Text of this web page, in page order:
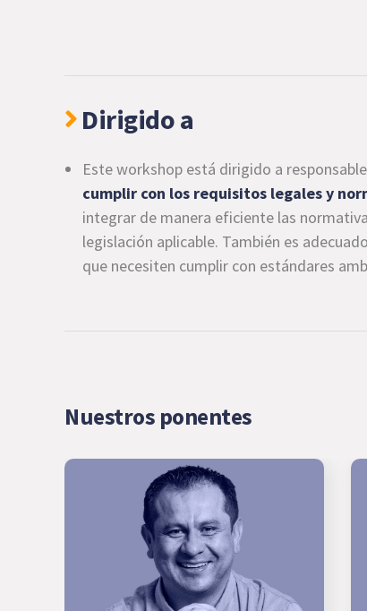
Dirigido a
Este workshop está dirigido a
cumplir con los requisitos legales y
integrar de manera eficiente las
legislación aplicable. También es
que necesiten cumplir con estándares
Nuestros ponentes